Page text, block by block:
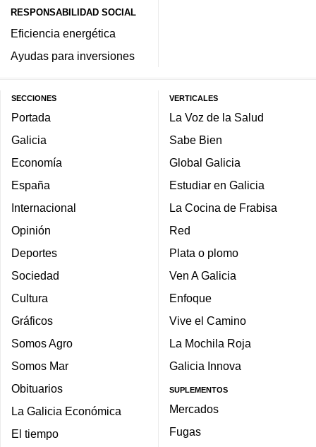
RESPONSABILIDAD SOCIAL
Eficiencia energética
Ayudas para inversiones
SECCIONES
Portada
Galicia
Economía
España
Internacional
Opinión
Deportes
Sociedad
Cultura
Gráficos
Somos Agro
Somos Mar
Obituarios
La Galicia Económica
El tiempo
VERTICALES
La Voz de la Salud
Sabe Bien
Global Galicia
Estudiar en Galicia
La Cocina de Frabisa
Red
Plata o plomo
Ven A Galicia
Enfoque
Vive el Camino
La Mochila Roja
Galicia Innova
SUPLEMENTOS
Mercados
Fugas